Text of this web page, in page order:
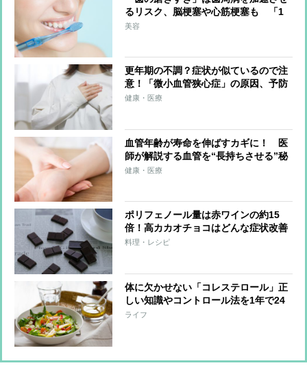
るリスク、脳梗塞や心筋梗塞も 「1
日3回」「3分」「フロスが先」”正し
美容
更年期の不調？症状が似ているので注
意！「微小血管狭心症」の原因、予防
法を解説
健康・医療
血管年齢が寿命を伸ばすカギに！ 医
師が解説する血管を“長持ちさせる”秘
訣、運動のしすぎは逆効果？「血管若
健康・医療
ポリフェノール量は赤ワインの約15
倍！高カカオチョコはどんな症状改善
に役立つのか医師が解説
料理・レシピ
体に欠かせない「コレステロール」正
しい知識やコントロール法を1年で24
㎏減量した専門家が解説
ライフ